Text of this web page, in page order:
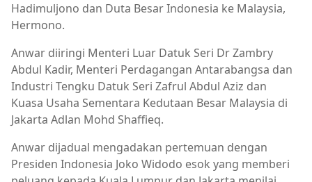
Hadimuljono dan Duta Besar Indonesia ke Malaysia,
Hermono.
Anwar diiringi Menteri Luar Datuk Seri Dr Zambry
Abdul Kadir, Menteri Perdagangan Antarabangsa dan
Industri Tengku Datuk Seri Zafrul Abdul Aziz dan
Kuasa Usaha Sementara Kedutaan Besar Malaysia di
Jakarta Adlan Mohd Shaffieq.
Anwar dijadual mengadakan pertemuan dengan
Presiden Indonesia Joko Widodo esok yang memberi